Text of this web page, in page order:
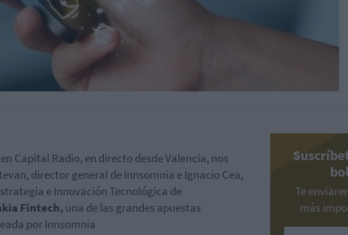
Capital Radio, en directo desde Valencia, nos
director general de Innsomnia e Ignacio Cea,
e Innovación Tecnológica de
Fintech, una de las grandes apuestas
por Innsomnia
Te
más